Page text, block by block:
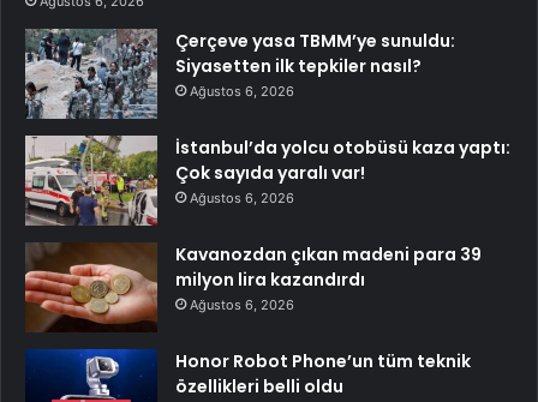
Çerçeve yasa TBMM’ye sunuldu:
Siyasetten ilk tepkiler nasıl?
Ağustos 6, 2026
İstanbul’da yolcu otobüsü kaza yaptı:
Çok sayıda yaralı var!
Ağustos 6, 2026
Kavanozdan çıkan madeni para 39
milyon lira kazandırdı
Ağustos 6, 2026
Honor Robot Phone’un tüm teknik
özellikleri belli oldu